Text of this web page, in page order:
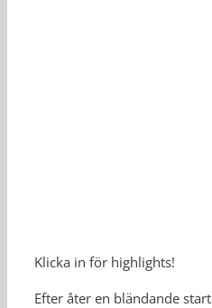
Klicka in för highlights!
Efter åter en bländande start